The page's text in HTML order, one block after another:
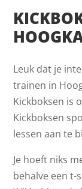
Leuk dat je
trainen in
Kickboksen is
Kickboksen
lessen aan te
Je hoeft niks
behalve een t-